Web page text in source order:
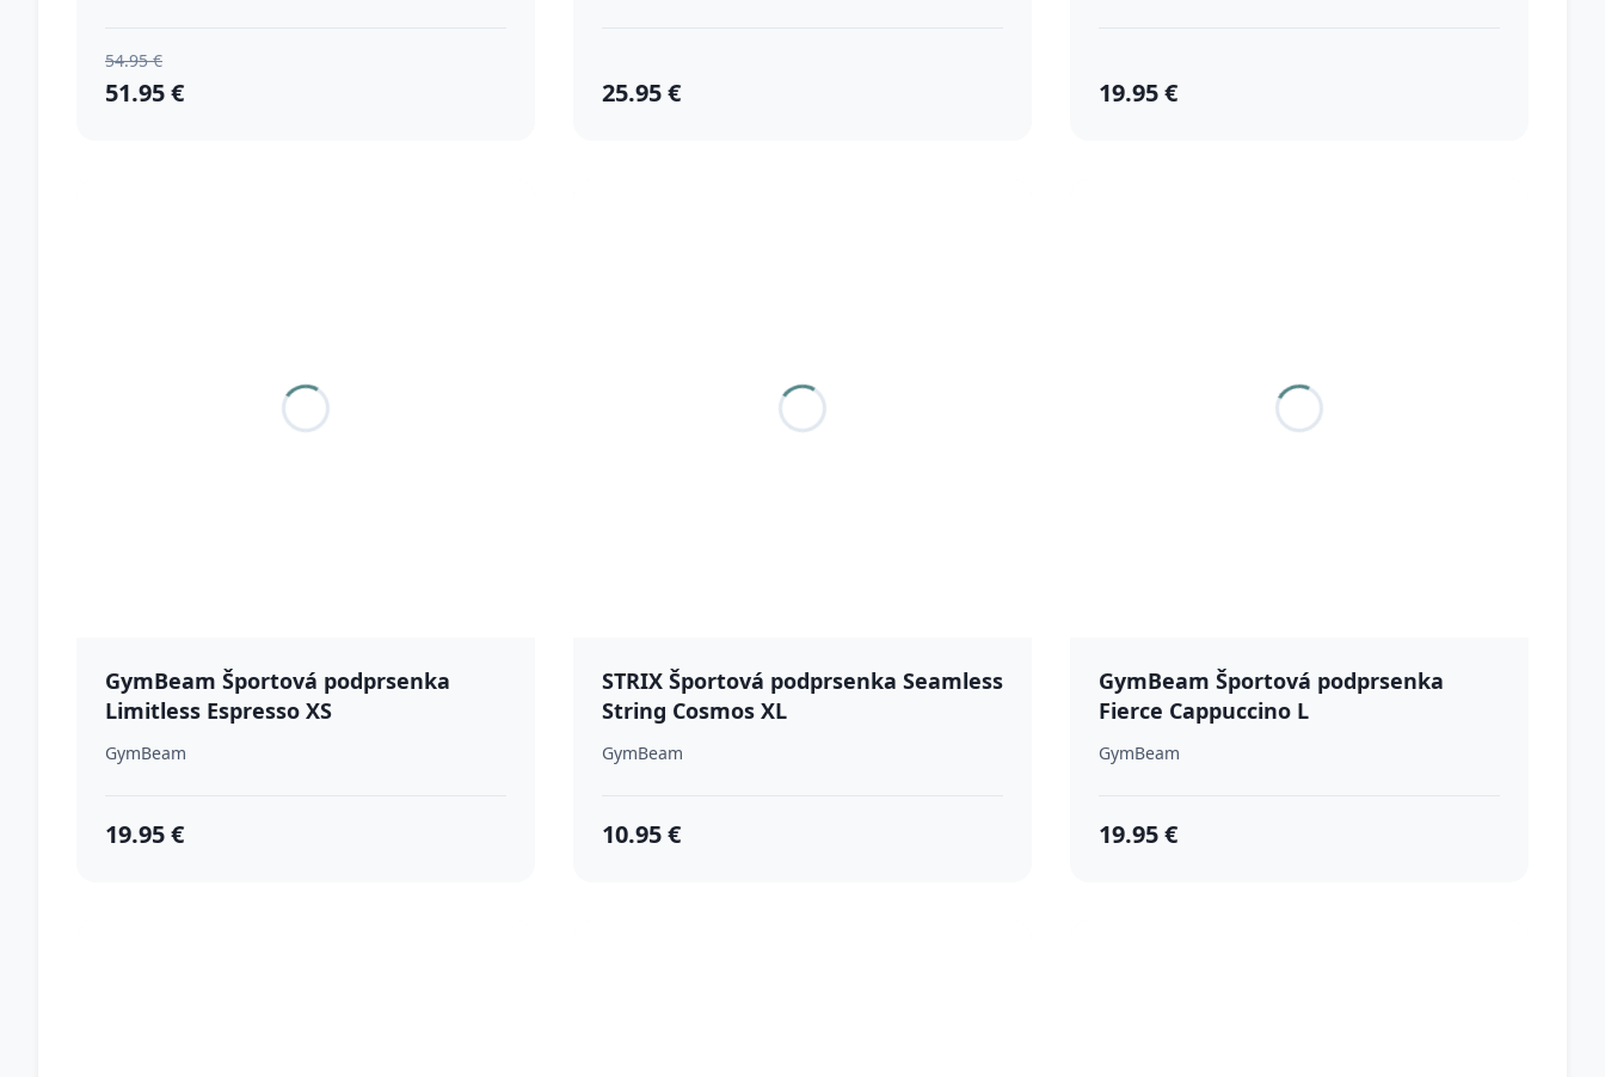
54.95 €
51.95 € 25.95 € 19.95 €
GymBeam Športová podprsenka
Limitless Espresso XS
GymBeam
19.95 €
STRIX Športová podprsenka Seamless
String Cosmos XL
GymBeam
10.95 €
GymBeam Športová podprsenka
Fierce Cappuccino L
GymBeam
19.95 €